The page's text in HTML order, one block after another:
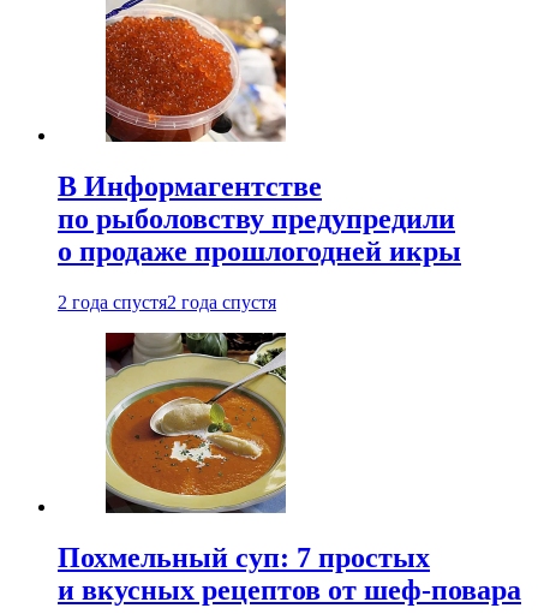
В Информагентстве
по рыболовству предупредили
о продаже прошлогодней икры
2 года спустя2 года спустя
Похмельный суп: 7 простых
и вкусных рецептов от шеф-повара